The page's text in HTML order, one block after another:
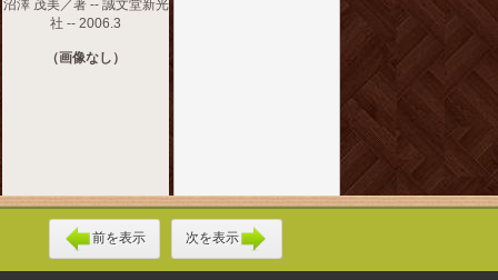
沼澤 茂美／著 -- 誠文堂新光
社 -- 2006.3
（画像なし）
前を表示 次を表示